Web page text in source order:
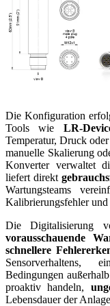
Die Konfiguration
Tools wie LR-
Temperatur, Druck
manuelle Skalierung
Konverter verwaltet
liefert direkt
Wartungsteams
Kalibrierungsfehler und
Die Digitalisierung
vorausschauende
schnellere
Sensorverhaltens,
Bedingungen
proaktiv handeln,
Lebensdauer der